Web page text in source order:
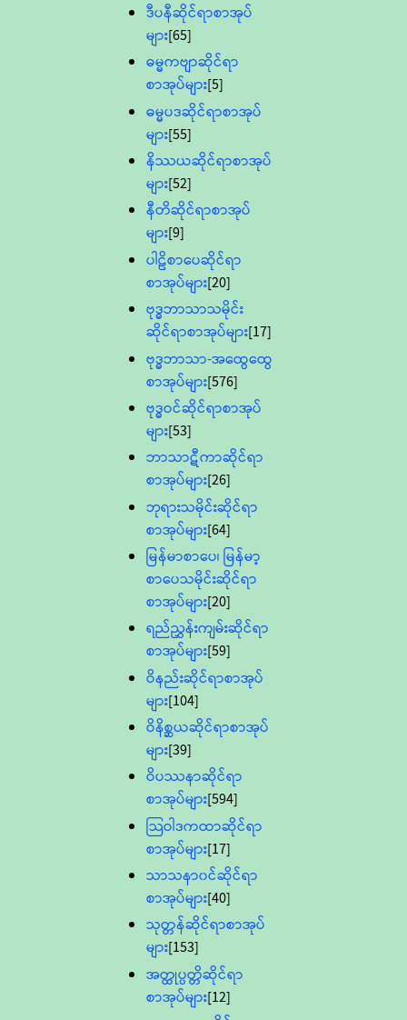
ဒီပနီဆိုင်ရာစာအုပ်
များ[65]
ဓမ္မကဗျာဆိုင်ရာ
စာအုပ်များ[5]
ဓမ္မပဒဆိုင်ရာစာအုပ်
များ[55]
နိဿယဆိုင်ရာစာအုပ်
များ[52]
နီတိဆိုင်ရာစာအုပ်
များ[9]
ပါဠိစာပေဆိုင်ရာ
စာအုပ်များ[20]
ဗုဒ္ဓဘာသာသမိုင်း
ဆိုင်ရာစာအုပ်များ[17]
ဗုဒ္ဓဘာသာ-အထွေထွေ
စာအုပ်များ[576]
ဗုဒ္ဓဝင်ဆိုင်ရာစာအုပ်
များ[53]
ဘာသာဋီကာဆိုင်ရာ
စာအုပ်များ[26]
ဘုရားသမိုင်းဆိုင်ရာ
စာအုပ်များ[64]
မြန်မာစာပေ၊ မြန်မာ့
စာပေသမိုင်းဆိုင်ရာ
စာအုပ်များ[20]
ရည်ညွှန်းကျမ်းဆိုင်ရာ
စာအုပ်များ[59]
ဝိနည်းဆိုင်ရာစာအုပ်
များ[104]
ဝိနိစ္ဆယဆိုင်ရာစာအုပ်
များ[39]
ဝိပဿနာဆိုင်ရာ
စာအုပ်များ[594]
သြဝါဒကထာဆိုင်ရာ
စာအုပ်များ[17]
သာသနာ၀င်ဆိုင်ရာ
စာအုပ်များ[40]
သုတ္တန်ဆိုင်ရာစာအုပ်
များ[153]
အတ္ထုပ္ပတ္တိဆိုင်ရာ
စာအုပ်များ[12]